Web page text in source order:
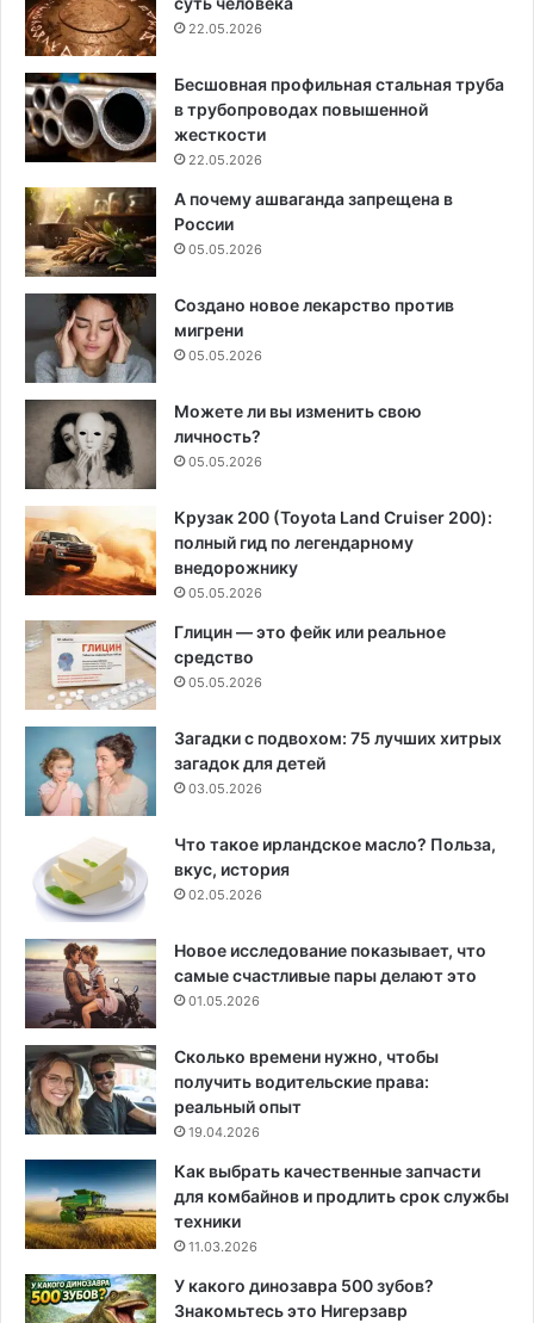
22.05.2026
Бесшовная профильная стальная труба
в трубопроводах повышенной
жесткости
22.05.2026
А почему ашваганда запрещена в
России
05.05.2026
Создано новое лекарство против
мигрени
05.05.2026
Можете ли вы изменить свою
личность?
05.05.2026
Крузак 200 (Toyota Land Cruiser 200):
полный гид по легендарному
внедорожнику
05.05.2026
Глицин — это фейк или реальное
средство
05.05.2026
Загадки с подвохом: 75 лучших хитрых
загадок для детей
03.05.2026
Что такое ирландское масло? Польза,
вкус, история
02.05.2026
Новое исследование показывает, что
самые счастливые пары делают это
01.05.2026
Сколько времени нужно, чтобы
получить водительские права:
реальный опыт
19.04.2026
Как выбрать качественные запчасти
для комбайнов и продлить срок службы
техники
11.03.2026
У какого динозавра 500 зубов?
Знакомьтесь это Нигерзавр